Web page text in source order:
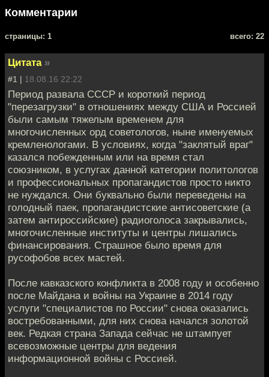
Комментарии
cтраницы: 1 всего: 22
Цитата »
#1 | 18.08.16 22:22
Период развала СССР и короткий период
"перезагрузки" в отношениях между США и Россией
были самым тяжелым временем для
многочисленных орд советологов, ныне именуемых
кремленологами. В условиях, когда "заклятый враг"
казался побежденным или на время стал
союзником, в услугах данной категории политологов
и профессиональных пропагандистов просто никто
не нуждался. Они буквально были переведены на
голодный паек, пропагандистские антисоветские (а
затем антироссийские) радиоголоса закрывались,
многочисленные институты и центры лишались
финансирования. Страшное было время для
русофобов всех мастей.
После кавказского конфликта в 2008 году и особенно
после Майдана и войны на Украине в 2014 году
услуги "специалистов по России" снова оказались
востребованными, для них снова начался золотой
век. Редкая страна Запада сейчас не штампует
всевозможные центры для ведения
информационной войны с Россией.